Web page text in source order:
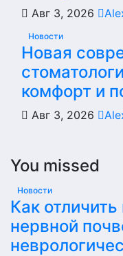
Авг 3, 2026
Новости
Новая
комфорт и
Авг 3, 2026
You missed
Новости
Как
нервной